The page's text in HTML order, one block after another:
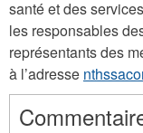
santé et des
les responsables
représentants des
à l’adresse